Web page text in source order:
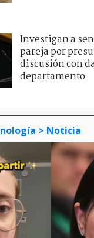
Investigan a
pareja por
discusión con
departamento
> Noticia